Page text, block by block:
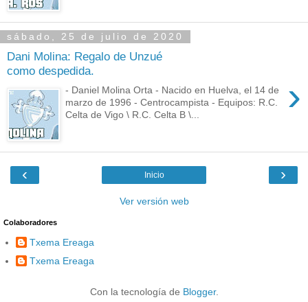
sábado, 25 de julio de 2020
Dani Molina: Regalo de Unzué
como despedida.
›
- Daniel Molina Orta - Nacido en Huelva, el 14 de
marzo de 1996 - Centrocampista - Equipos: R.C.
Celta de Vigo \ R.C. Celta B \...
‹ ›
Inicio
Ver versión web
Colaboradores
Txema Ereaga
Txema Ereaga
Con la tecnología de Blogger.